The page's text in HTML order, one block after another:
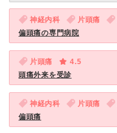
神経内科 片頭痛
偏頭痛の専門病院
片頭痛
4.5
頭痛外来を受診
神経内科 片頭痛
偏頭痛